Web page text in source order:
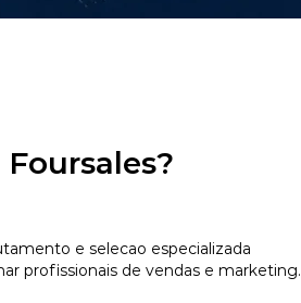
e selecao especializada
profissionais de vendas e marketing.